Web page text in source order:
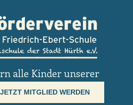
alle Kinder unserer
JETZT MITGLIED WERDEN